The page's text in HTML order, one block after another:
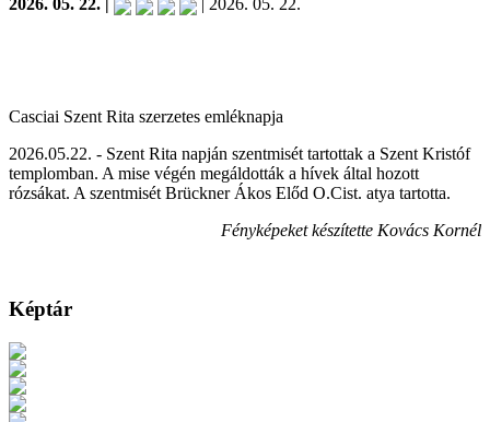
2026. 05. 22. | | 2026. 05. 22.
Casciai Szent Rita szerzetes emléknapja
2026.05.22. - Szent Rita napján szentmisét tartottak a Szent Kristóf
templomban. A mise végén megáldották a hívek által hozott
rózsákat. A szentmisét Brückner Ákos Előd O.Cist. atya tartotta.
Fényképeket készítette Kovács Kornél
Képtár